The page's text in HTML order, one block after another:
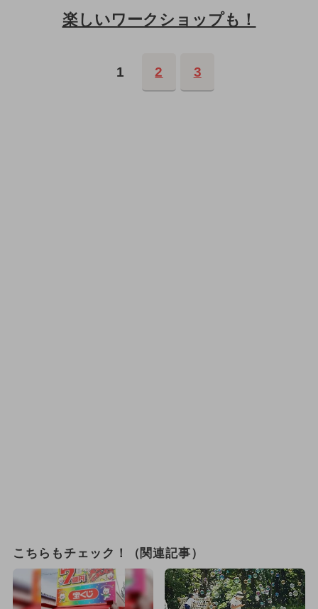
楽しいワークショップも！
1 2 3
こちらもチェック！（関連記事）